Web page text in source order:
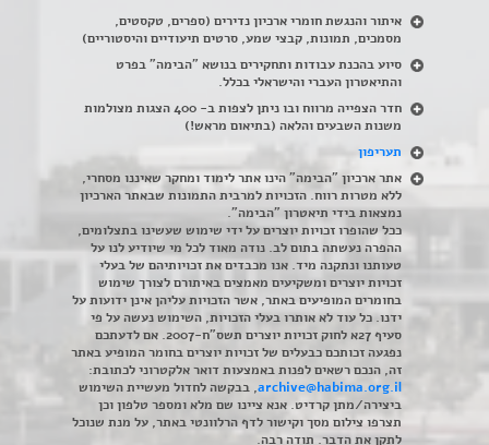
איתור והנגשת חומרי ארכיון נדירים (ספרים, טקסטים,
מסמכים, תמונות, קבצי שמע, סרטים תיעודיים והיסטוריים)
סיוע בהכנת עבודות ותחקירים בנושא "הבימה" בפרט
והתיאטרון העברי והישראלי בכלל.
חדר הצפייה מרווח ובו ניתן לצפות ב- 400 הצגות מצולמות
משנות השבעים והלאה (בתיאום מראש!)
תעריפון
אתר ארכיון "הבימה" הינו אתר לימוד ומחקר שאיננו מסחרי,
ללא מטרות רווח. הזכויות למרבית התמונות שבאתר הארכיון
נמצאות בידי תיאטרון "הבימה".
ככל שהופרו זכויות יוצרים על ידי שימוש שעשינו בתצלומים,
ההפרה נעשתה בתום לב. נודה מאוד לכל מי שיודיע לנו על
טעותנו ונתקנה מיד. אנו מכבדים את זכויותיהם של בעלי
זכויות יוצרים ומשקיעים מאמצים באיתורם לצורך שימוש
בחומרים המופיעים באתר, אשר הזכויות עליהן אינן ידועות על
ידנו. כל עוד לא אותרו בעלי הזכויות, השימוש נעשה על פי
סעיף 27א לחוק זכויות יוצרים תשס"ח-2007. אם לדעתכם
נפגעה זכותכם כבעלים של זכויות יוצרים בחומר המופיע באתר
זה, הנכם רשאים לפנות באמצעות דואר אלקטרוני לכתובת:
archive@habima.org.il, בבקשה לחדול מעשיית השימוש
ביצירה/מתן קרדיט. אנא ציינו שם מלא ומספר טלפון וכן
תצרפו צילום מסך וקישור לדף הרלוונטי באתר, על מנת שנוכל
לתקן את הדבר. תודה רבה.